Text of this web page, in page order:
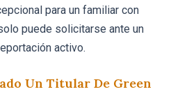
para un familiar con
puede solicitarse ante un
activo.
Un Titular De Green